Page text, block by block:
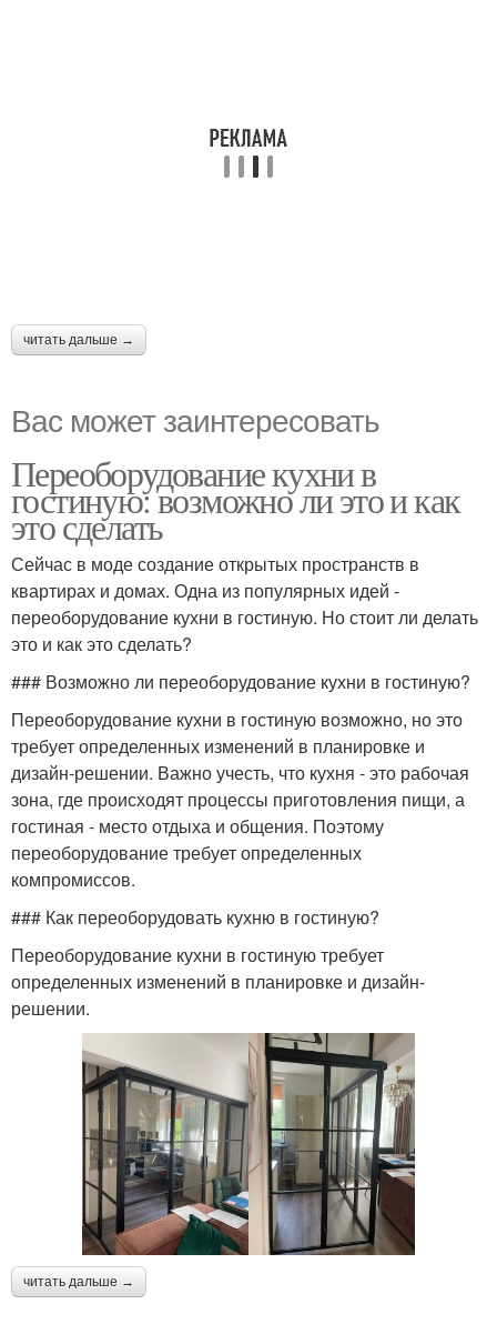
читать дальше →
Вас может заинтересовать
Переоборудование кухни в
гостиную: возможно ли это и как
это сделать
Сейчас в моде создание открытых пространств в
квартирах и домах. Одна из популярных идей -
переоборудование кухни в гостиную. Но стоит ли делать
это и как это сделать?
### Возможно ли переоборудование кухни в гостиную?
Переоборудование кухни в гостиную возможно, но это
требует определенных изменений в планировке и
дизайн-решении. Важно учесть, что кухня - это рабочая
зона, где происходят процессы приготовления пищи, а
гостиная - место отдыха и общения. Поэтому
переоборудование требует определенных
компромиссов.
### Как переоборудовать кухню в гостиную?
Переоборудование кухни в гостиную требует
определенных изменений в планировке и дизайн-
решении.
читать дальше →